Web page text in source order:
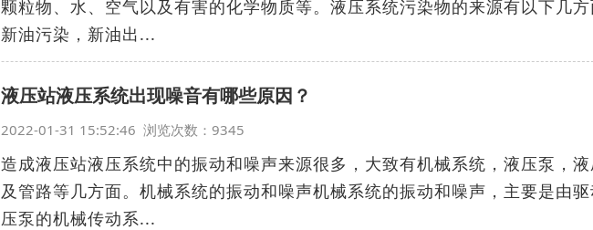
颗粒物、水、空气以及有害的化学物质等。液压系统污染物的来源有以下几
新油污染，新油出...
液压站液压系统出现噪音有哪些原因？
2022-01-31 15:52:46 浏览次数：9345
造成液压站液压系统中的振动和噪声来源很多，大致有机械系统，液压泵，
及管路等几方面。机械系统的振动和噪声机械系统的振动和噪声，主要是由
压泵的机械传动系...